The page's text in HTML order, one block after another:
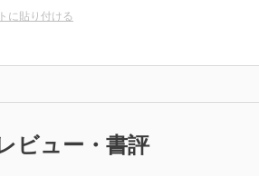
に貼り付ける
ビュー・書評